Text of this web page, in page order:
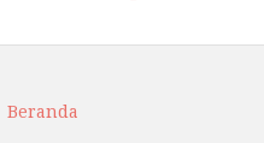
Beranda